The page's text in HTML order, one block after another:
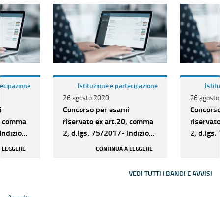
Istituzione e partecipazione
26 agosto 2020
Concorso per esami
riservato ex art.20, comma
2, d.lgs. 75/2017- Indizione
bando 30 posti Cat D
CONTINUA A LEGGERE
26
2,
VEDI TUTTI I BANDI E AVVISI